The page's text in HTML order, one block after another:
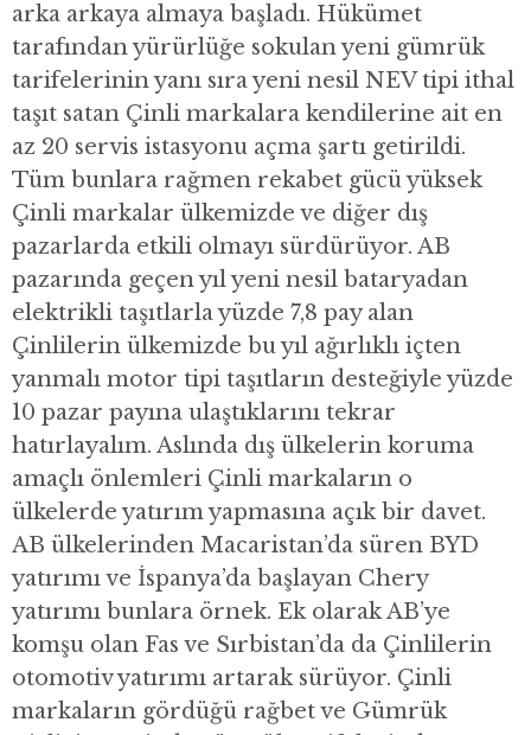
arka arkaya almaya başladı. Hükümet
tarafından yürürlüğe sokulan yeni gümrük
tarifelerinin yanı sıra yeni nesil NEV tipi ithal
taşıt satan Çinli markalara kendilerine ait en
az 20 servis istasyonu açma şartı getirildi.
Tüm bunlara rağmen rekabet gücü yüksek
Çinli markalar ülkemizde ve diğer dış
pazarlarda etkili olmayı sürdürüyor. AB
pazarında geçen yıl yeni nesil bataryadan
elektrikli taşıtlarla yüzde 7,8 pay alan
Çinlilerin ülkemizde bu yıl ağırlıklı içten
yanmalı motor tipi taşıtların desteğiyle yüzde
10 pazar payına ulaştıklarını tekrar
hatırlayalım. Aslında dış ülkelerin koruma
amaçlı önlemleri Çinli markaların o
ülkelerde yatırım yapmasına açık bir davet.
AB ülkelerinden Macaristan’da süren BYD
yatırımı ve İspanya’da başlayan Chery
yatırımı bunlara örnek. Ek olarak AB’ye
komşu olan Fas ve Sırbistan’da da Çinlilerin
otomotiv yatırımı artarak sürüyor. Çinli
markaların gördüğü rağbet ve Gümrük